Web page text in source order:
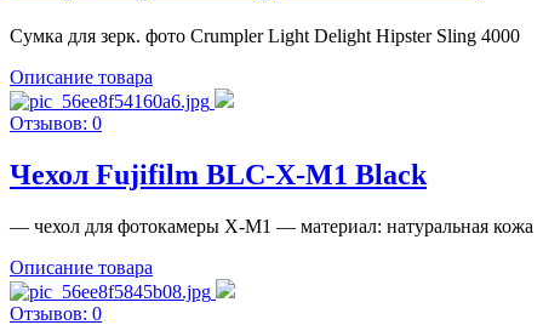
Сумка для зерк. фото Crumpler Light Delight Hipster Sling 4000
Описание товара
Отзывов: 0
Чехол Fujifilm BLC-X-M1 Black
— чехол для фотокамеры X-M1 — материал: натуральная кожа
Описание товара
Отзывов: 0